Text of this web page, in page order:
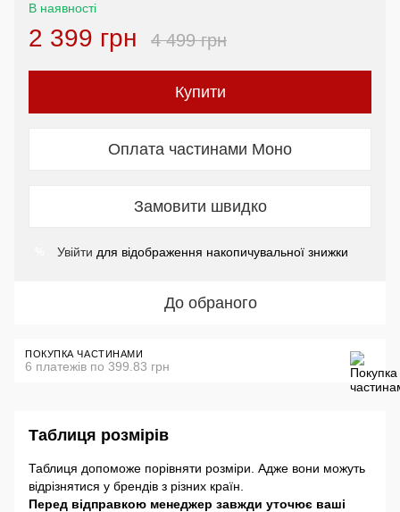
В наявності
2 399 грн 4 499 грн
Купити
Оплата частинами Моно
Замовити швидко
Увійти для відображення накопичувальної знижки
До обраного
ПОКУПКА ЧАСТИНАМИ
6 платежів по 399.83 грн
Таблиця розмірів
Таблиця допоможе порівняти розміри. Адже вони можуть
відрізнятися у брендів з різних країн.
Перед відправкою менеджер завжди уточює ваші